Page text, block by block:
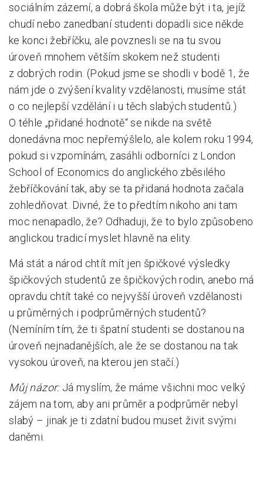
sociálním zázemí, a dobrá škola může být i ta, jejíž
chudí nebo zanedbaní studenti dopadli sice někde
ke konci žebříčku, ale povznesli se na tu svou
úroveň mnohem větším skokem než studenti
z dobrých rodin. (Pokud jsme se shodli v bodě 1, že
nám jde o zvýšení kvality vzdělanosti, musíme stát
o co nejlepší vzdělání i u těch slabých studentů.)
O téhle „přidané hodnotě“ se nikde na světě
donedávna moc nepřemýšlelo, ale kolem roku 1994,
pokud si vzpomínám, zasáhli odborníci z London
School of Economics do anglického zběsilého
žebříčkování tak, aby se ta přidaná hodnota začala
zohledňovat. Divné, že to předtím nikoho ani tam
moc nenapadlo, že? Odhaduji, že to bylo způsobeno
anglickou tradicí myslet hlavně na elity.
Má stát a národ chtít mít jen špičkové výsledky
špičkových studentů ze špičkových rodin, anebo má
opravdu chtít také co nejvyšší úroveň vzdělanosti
u průměrných i podprůměrných studentů?
(Nemíním tím, že ti špatní studenti se dostanou na
úroveň nejnadanějších, ale že se dostanou na tak
vysokou úroveň, na kterou jen stačí.)
Můj názor: Já myslím, že máme všichni moc velký
zájem na tom, aby ani průměr a podprůměr nebyl
slabý – jinak je ti zdatní budou muset živit svými
daněmi.